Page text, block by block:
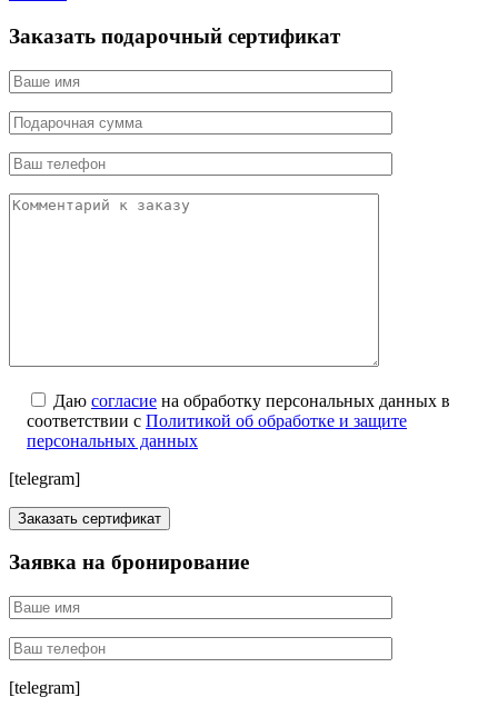
Заказать подарочный сертификат
Даю согласие на обработку персональных данных в
соответствии с Политикой об обработке и защите
персональных данных
[telegram]
Заявка на бронирование
[telegram]